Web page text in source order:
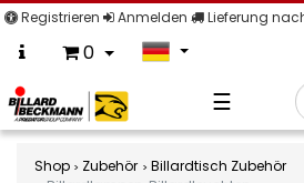
Registrieren Anmelden Lieferung
0
☰
Shop Zubehör
Billardtisch Zubehör